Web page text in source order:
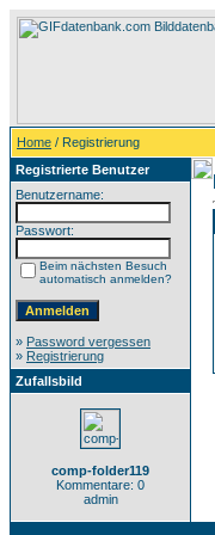
Home / Registrierung
Registrierte Benutzer
Benutzername:
Passwort:
Beim nächsten Besuch
automatisch anmelden?
» Password vergessen
» Registrierung
Zufallsbild
comp-folder119
Kommentare: 0
admin